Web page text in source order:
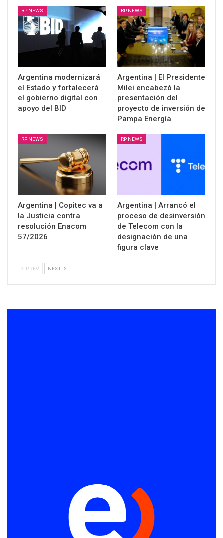
RP NEWS
Argentina modernizará
el Estado y fortalecerá
el gobierno digital con
apoyo del BID
RP NEWS
Argentina | El Presidente
Milei encabezó la
presentación del
proyecto de inversión de
Pampa Energía
RP NEWS
Argentina | Copitec va a
la Justicia contra
resolución Enacom
57/2026
RP NEWS
Argentina | Arrancó el
proceso de desinversión
de Telecom con la
designación de una
figura clave
PREV NEXT